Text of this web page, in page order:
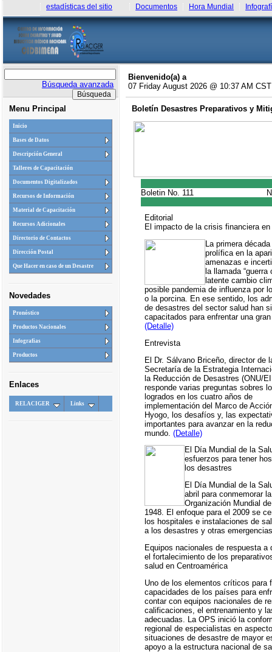
estadísticas del sitio Documentos Hora Mundial
Búsqueda avanzada
Menu Principal
Inicio
Bases de Datos
Descripción General
Talleres de Capacitación
Documentos Digitalizados
Recursos de Información
Material de Capacitación
Recursos Adicionales
Directorio de Contactos
Dirección Postal
Que Hacer en caso de un Desastre
Novedades
Pronóstico
Productos Nacionales
Infografias
Productos
Enlaces
RELACIGER Links
Bienvenido(a) a
07 Friday August 2026 @ 10:37 AM CST
Boletín Desastres Preparativos y
Boletin No. 111
Editorial
El impacto de la crisis financiera
La primera
prolífica en la
amenazas e
la llamada
latente cambio
posible pandemia de influenza por
o la porcina. En ese sentido, los
de desastres del sector salud han
capacitados para enfrentar una
(Detalle)
Entrevista
El Dr. Sálvano Briceño, director de
Secretaría de la Estrategia
la Reducción de Desastres (ONU/
responde varias preguntas sobres
logrados en los cuatro años de
implementación del Marco de
Hyogo, los desafíos y, las
importantes para avanzar en la
mundo. (Detalle)
El Día Mundial de la
esfuerzos para tener
los desastres
El Día Mundial de la
abril para conmemorar
Organización Mundial
1948. El enfoque para el 2009 se
los hospitales e instalaciones de
a los desastres y otras
Equipos nacionales de respuesta a
el fortalecimiento de los
salud en Centroamérica
Uno de los elementos críticos para
capacidades de los países para
contar con equipos nacionales de
calificaciones, el entrenamiento y
adecuadas. La OPS inició la
regional de especialistas en
situaciones de desastre de mayor
apoyo a la estructura nacional de